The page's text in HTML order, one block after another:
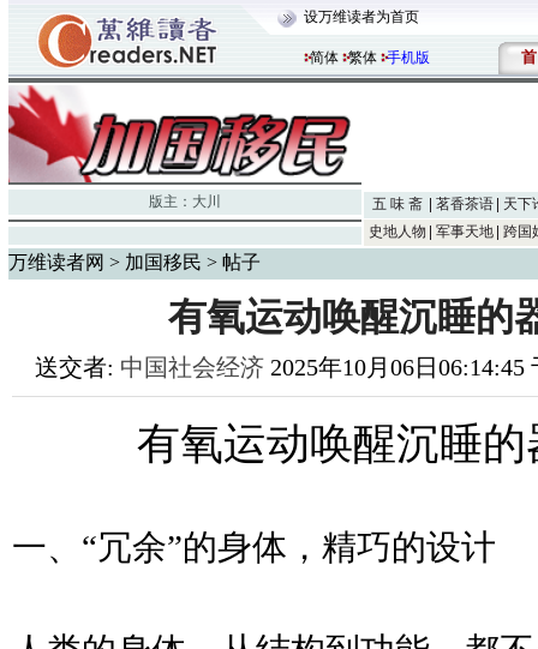
设万维读者为首页
简体 繁体 手机版 首
版主： 大川 五 味 斋 茗香茶语
天下
史地人物
军事天地 跨国
万维读者网 > 加国移民 > 帖子
有氧运动唤醒沉睡的
送交者: 中国社会经济 2025年10月06日
有氧运动唤醒沉睡
一、“冗余”的身体，精巧的设计